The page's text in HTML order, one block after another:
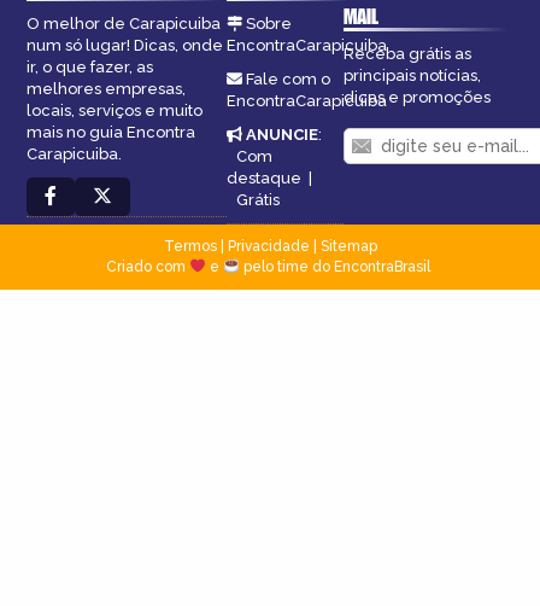
O melhor de Carapicuiba
num só lugar! Dicas, onde
ir, o que fazer, as
melhores empresas,
locais, serviços e muito
mais no guia Encontra
Carapicuiba.
Sobre
EncontraCarapicuiba
Fale com o
EncontraCarapicuiba
ANUNCIE:
Com
destaque |
Grátis
MAIL
Receba grátis as
principais notícias,
dicas e promoções
Termos| Privacidade
Sitemap
Criado com
e pelo time do EncontraBrasil